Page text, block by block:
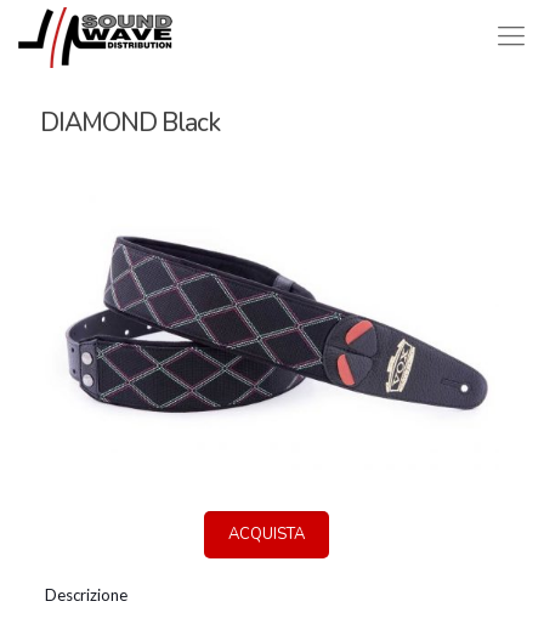
DIAMOND Black
ACQUISTA
Descrizione